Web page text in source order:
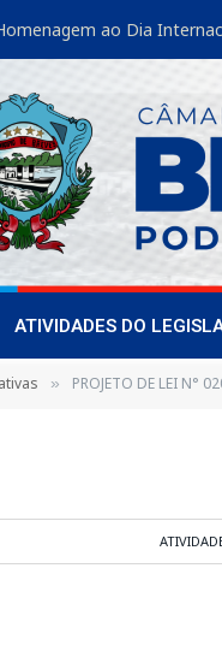
ao Dia
ATIVIDADES DO
» PROJETO DE LEI N°